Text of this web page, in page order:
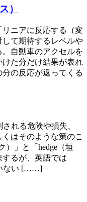
）
リニアに反応する（変
て期待するレベルや
自動車のアクセルを
た分だけ結果が表れ
の反応が返ってくる
れる危険や損失、
はそのような策のこ
）」と「hedge（垣
るが、英語では
いない [……]